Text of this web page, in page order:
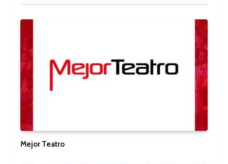
Mejor Teatro